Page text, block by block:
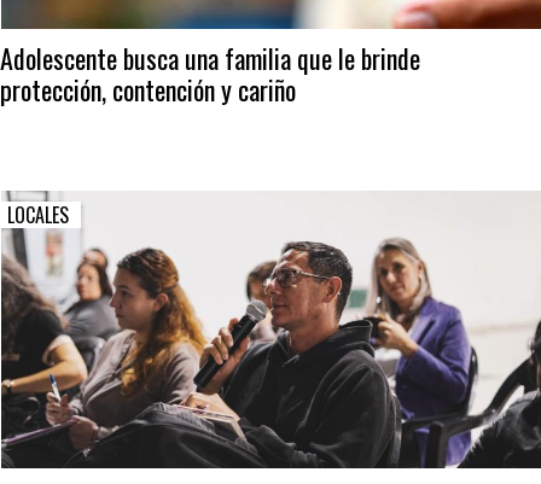
Adolescente busca una familia que le brinde
protección, contención y cariño
LOCALES